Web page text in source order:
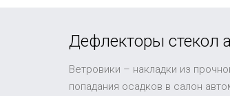
Дефлекторы стекол
Ветровики – накладки из
попадания осадков в салон